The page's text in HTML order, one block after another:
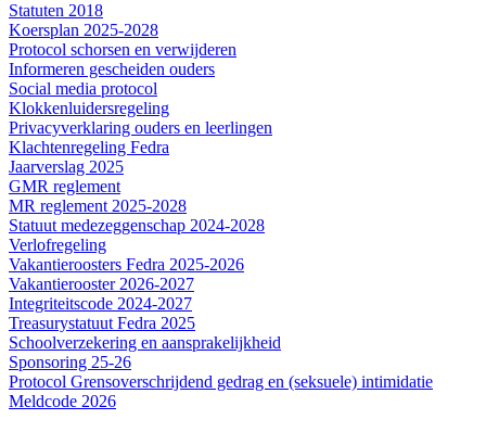
Statuten 2018
Koersplan 2025-2028
Protocol schorsen en verwijderen
Informeren gescheiden ouders
Social media protocol
Klokkenluidersregeling
Privacyverklaring ouders en leerlingen
Klachtenregeling Fedra
Jaarverslag 2025
GMR reglement
MR reglement 2025-2028
Statuut medezeggenschap 2024-2028
Verlofregeling
Vakantieroosters Fedra 2025-2026
Vakantierooster 2026-2027
Integriteitscode 2024-2027
Treasurystatuut Fedra 2025
Schoolverzekering en aansprakelijkheid
Sponsoring 25-26
Protocol Grensoverschrijdend gedrag en (seksuele) intimidatie
Meldcode 2026